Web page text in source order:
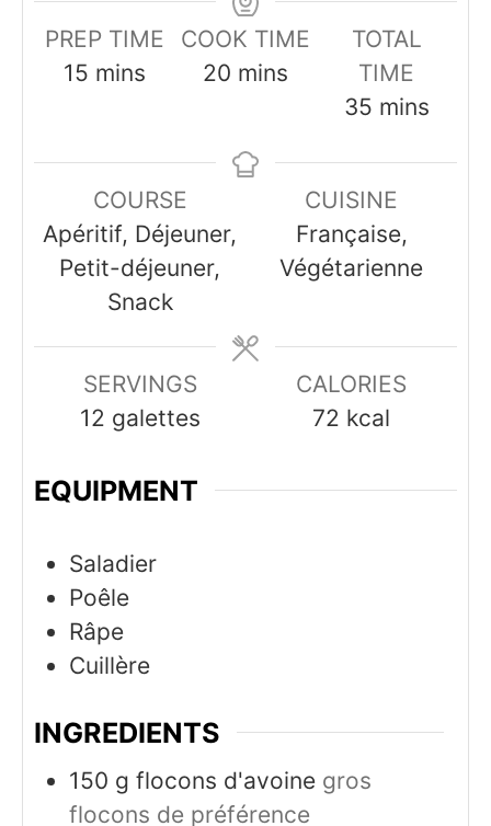
PREP TIME
15minutes
mins
COOK TIME
20 minutes
mins
TOTAL
TIME
35minutes
mins
COURSE
Apéritif, Déjeuner,
Petit-déjeuner,
Snack
CUISINE
Française,
Végétarienne
SERVINGS
12 galettes
CALORIES
72 kcal
EQUIPMENT
Saladier
Poêle
Râpe
Cuillère
INGREDIENTS
150 g flocons d'avoine gros
flocons de préférence